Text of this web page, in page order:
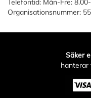
Telefontid: Mån-Fre:
Organisationsnummer:
Säker
hanterar